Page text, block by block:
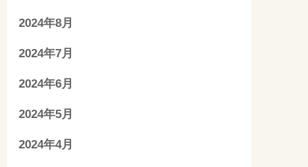
2024年8月
2024年7月
2024年6月
2024年5月
2024年4月